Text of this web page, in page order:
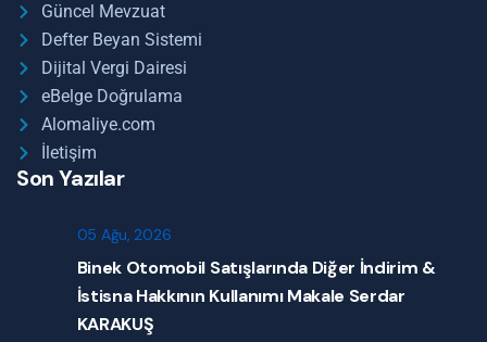
Güncel Mevzuat
Defter Beyan Sistemi
Dijital Vergi Dairesi
eBelge Doğrulama
Alomaliye.com
İletişim
Son Yazılar
05 Ağu, 2026
Binek Otomobil Satışlarında Diğer İndirim &
İstisna Hakkının Kullanımı Makale Serdar
KARAKUŞ